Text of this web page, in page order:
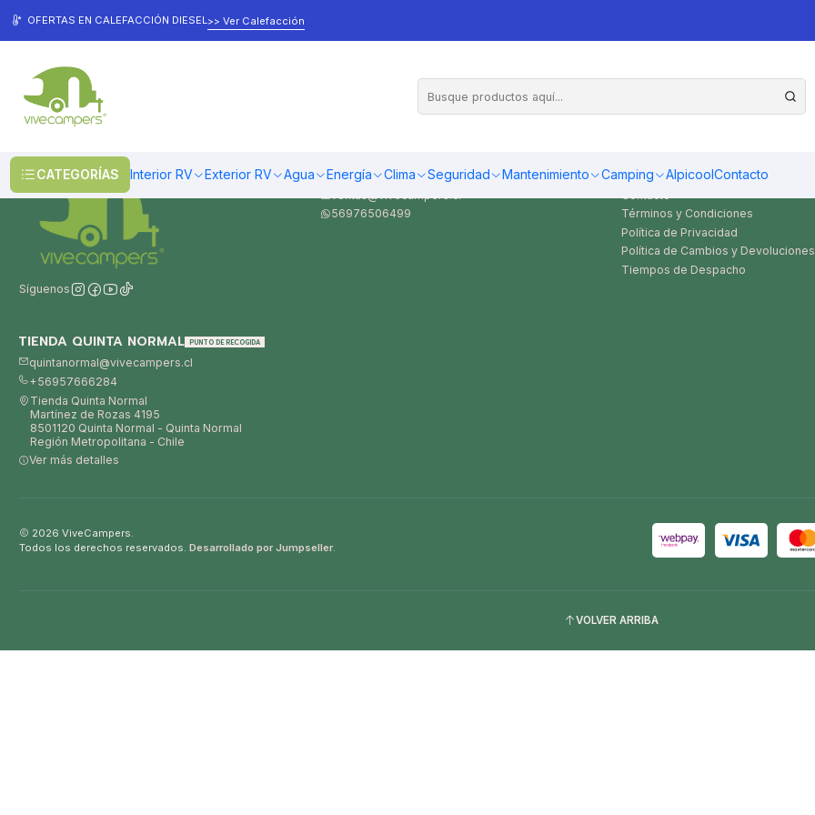
CATEGORÍAS Interior RV Exterior RV Agua Energía Clima Seguridad Mantenimiento Camping AlpicoolContacto
OFERTAS EN CALEFACCIÓN DIESEL>> Ver Calefacción
Inicio Preguntas Frecuentes
Preguntas Frecuentes
Síguenos
CONTÁCTANOS
56976506499
SERVICIO AL CLIENTE
Términos y Condiciones
Política de Privacidad
Política de Cambios y Devoluciones
Tiempos de Despacho
TIENDA QUINTA NORMAL PUNTO DE RECOGIDA
quintanormal@vivecampers.cl
+56957666284
Tienda Quinta Normal
Martínez de Rozas 4195
8501120 Quinta Normal - Quinta Normal
Región Metropolitana - Chile
Ver más detalles
2026 ViveCampers.
Todos los derechos reservados. Desarrollado por Jumpseller.
VOLVER ARRIBA